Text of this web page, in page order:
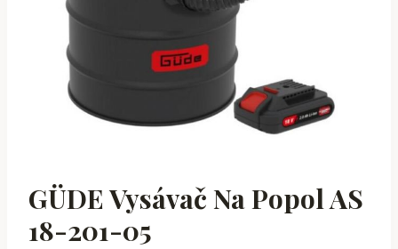
GÜDE Vysávač Na Popol AS
18-201-05